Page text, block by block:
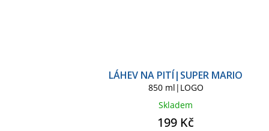
LÁHEV NA PITÍ|SUPER MARIO
850 ml|LOGO
Skladem
199 Kč